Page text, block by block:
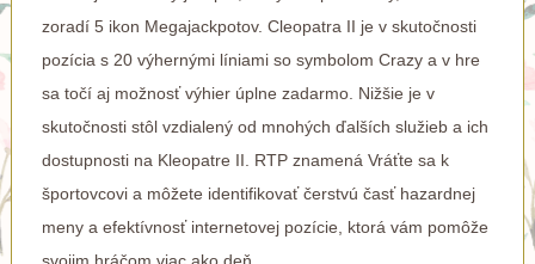
zoradí 5 ikon Megajackpotov. Cleopatra II je v skutočnosti
pozícia s 20 výhernými líniami so symbolom Crazy a v hre
sa točí aj možnosť výhier úplne zadarmo. Nižšie je v
skutočnosti stôl vzdialený od mnohých ďalších služieb a ich
dostupnosti na Kleopatre II. RTP znamená Vráťte sa k
športovcovi a môžete identifikovať čerstvú časť hazardnej
meny a efektívnosť internetovej pozície, ktorá vám pomôže